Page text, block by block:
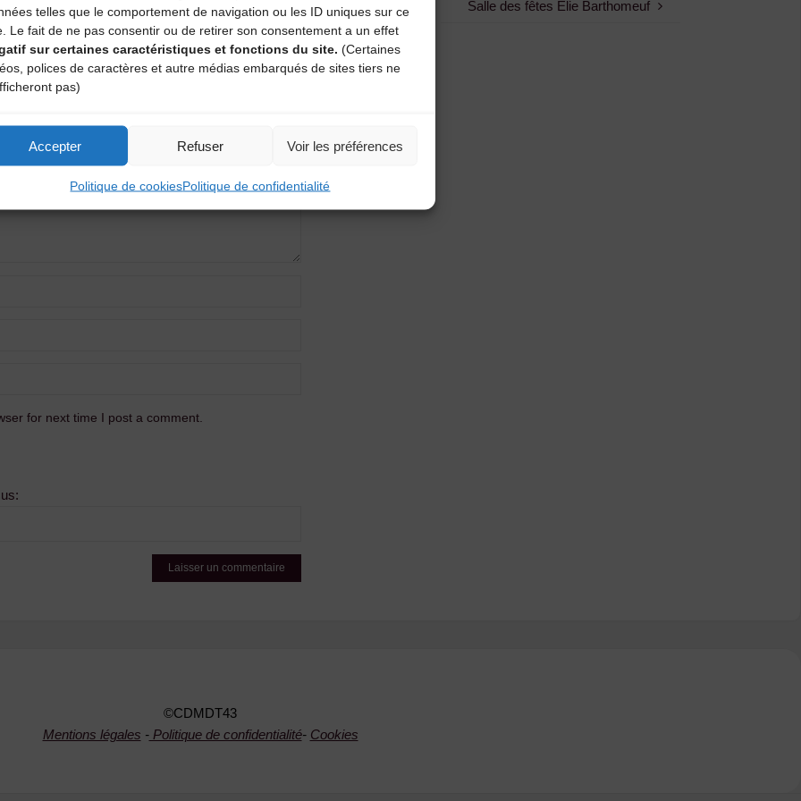
telles que le comportement de navigation ou les ID uniques sur ce
Le fait de ne pas consentir ou de retirer son consentement a un effet
sur certaines caractéristiques et fonctions du site. (Certaines
polices de caractères et autre médias embarqués de sites tiers ne
pas)
Accepter Refuser Voir les préférences
Politique de cookiesPolitique de confidentialité
Salle des fêtes Elie Barthomeuf
obligatoires sont indiqués avec
for next time I post a comment.
©CDMDT43
Mentions légales -Politique de confidentialité- Cookies